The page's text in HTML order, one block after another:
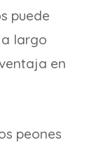
puede
largo
en
peones